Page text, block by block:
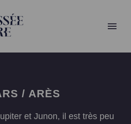
/ ARÈS
et Junon, il est très peu